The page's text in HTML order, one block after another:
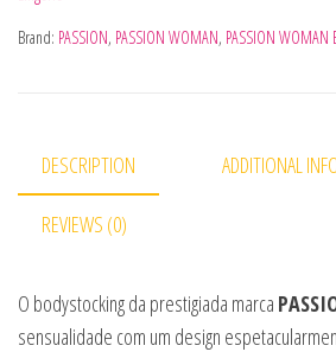
Brand: PASSION, PASSION WOMAN, PASSION WOMAN
DESCRIPTION ADDITIONAL
REVIEWS (0)
O bodystocking da prestigiada marca
sensualidade com um design